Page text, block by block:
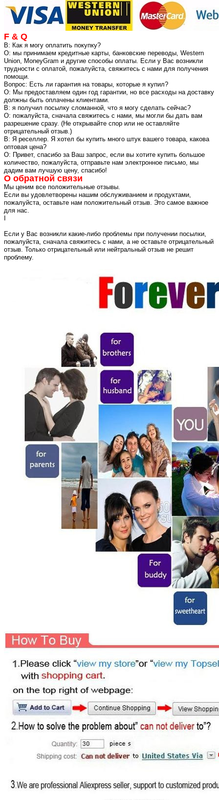
F & Q
В: Как я могу оплатить покупку?
О: мы принимаем кредитные карты, банковские переводы, Western
Union, MoneyGram и другие способы оплаты. Если у Вас возникли
трудности с оплатой, пожалуйста, свяжитесь с нами для получения
помощи.
Вопрос: Есть ли гарантия на товары, которые я купил?
О: Мы предоставляем один год гарантии, но все расходы на доставку
должны быть оплачены клиентами.
В: я получил посылку сломанной, что я могу сделать сейчас?
О: пожалуйста, сначала свяжитесь с нами, мы могли бы дать вам
разрешение сразу. (Не открывайте спор или не оставляйте
отрицательный отзыв.)
В: Я реселлер. Я хотел бы купить много штук вашего товара, какова
оптовая цена?
О: Привет, спасибо за Ваш запрос, если вы хотите купить большое
количество, пожалуйста, отправьте нам электронное письмо, мы
дадим вам лучшую цену, спасибо!
О обратной связи
Мы ценим все положительные отзывы.
Если вы удовлетворены нашим обслуживанием и продуктами,
пожалуйста, оставьте нам положительный отзыв. Это самое важное
для нас.
Если у Вас возникли какие-либо проблемы при получении посылки,
пожалуйста, сначала свяжитесь с нами, а не оставьте отрицательный
отзыв. Только отрицательный или нейтральный отзыв не решит
проблему.